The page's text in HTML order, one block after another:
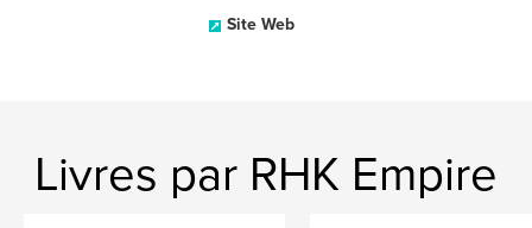
Site Web
Livres par RHK Empire